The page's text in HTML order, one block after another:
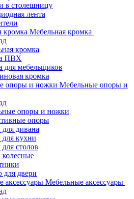
в столешницу
лента
Мебельная кромка
кромка
ПВХ
для мебельщиков
кромка
Мебельные опоры и
опоры и ножки
опоры
дивана
кухни
столов
для двери
Мебельные аксессуары